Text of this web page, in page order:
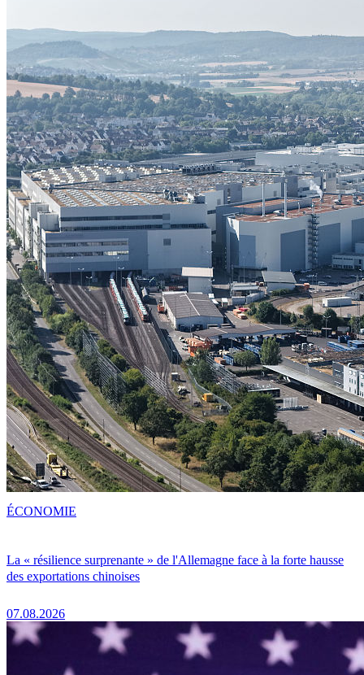
La « résilience surprenante » de l'Allemagne face à la forte hausse
des exportations chinoises
07.08.2026
ÉCONOMIE